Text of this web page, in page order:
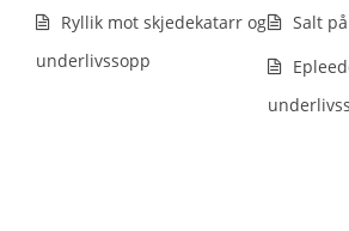
Ryllik mot skjedekatarr og
underlivssopp
Salt